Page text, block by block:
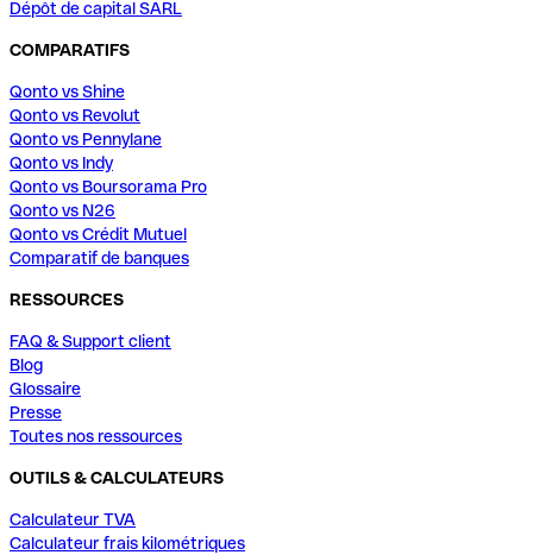
Dépôt de capital SARL
COMPARATIFS
Qonto vs Shine
Qonto vs Revolut
Qonto vs Pennylane
Qonto vs Indy
Qonto vs Boursorama Pro
Qonto vs N26
Qonto vs Crédit Mutuel
Comparatif de banques
RESSOURCES
FAQ & Support client
Blog
Glossaire
Presse
Toutes nos ressources
OUTILS & CALCULATEURS
Calculateur TVA
Calculateur frais kilométriques